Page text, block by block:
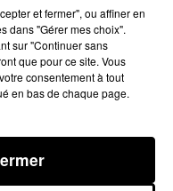
19/06/2025 À
et fermer", ou affiner en
dans "Gérer mes choix".
sur "Continuer sans
que pour ce site. Vous
consentement à tout
en bas de chaque page.